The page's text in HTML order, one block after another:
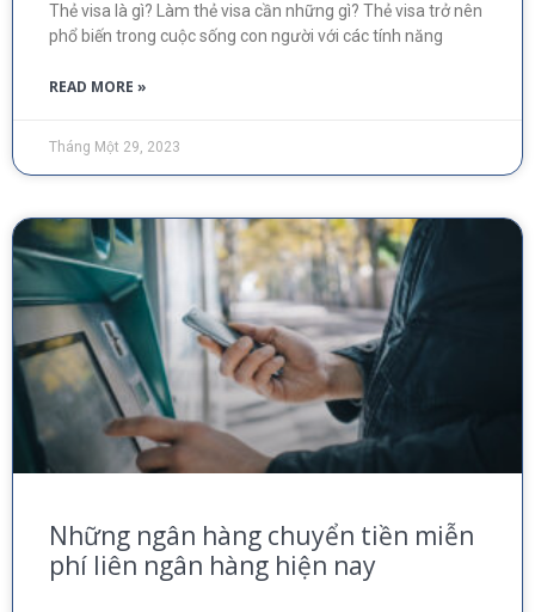
Thẻ visa là gì? Làm thẻ visa cần những gì? Thẻ visa trở nên
phổ biến trong cuộc sống con người với các tính năng
READ MORE »
Tháng Một 29, 2023
Những ngân hàng chuyển tiền miễn
phí liên ngân hàng hiện nay